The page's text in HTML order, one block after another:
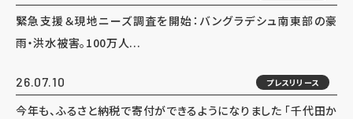
緊急支援＆現地ニーズ調査を開始：バングラデシュ南東部の豪
雨・洪水被害。100万人...
26.07.10 プレスリリース
今年も、ふるさと納税で寄付ができるようになりました 「千代田か